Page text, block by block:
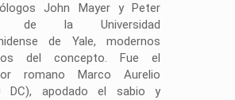
John Mayer y Peter
de la Universidad
de Yale, modernos
del concepto. Fue el
romano Marco Aurelio
DC), apodado el sabio y